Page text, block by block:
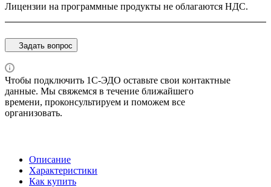
Лицензии на программные продукты не облагаются НДС.
Задать вопрос
Чтобы подключить 1С-ЭДО оставьте свои контактные
данные. Мы свяжемся в течение ближайшего
времени, проконсультируем и поможем все
организовать.
Описание
Характеристики
Как купить